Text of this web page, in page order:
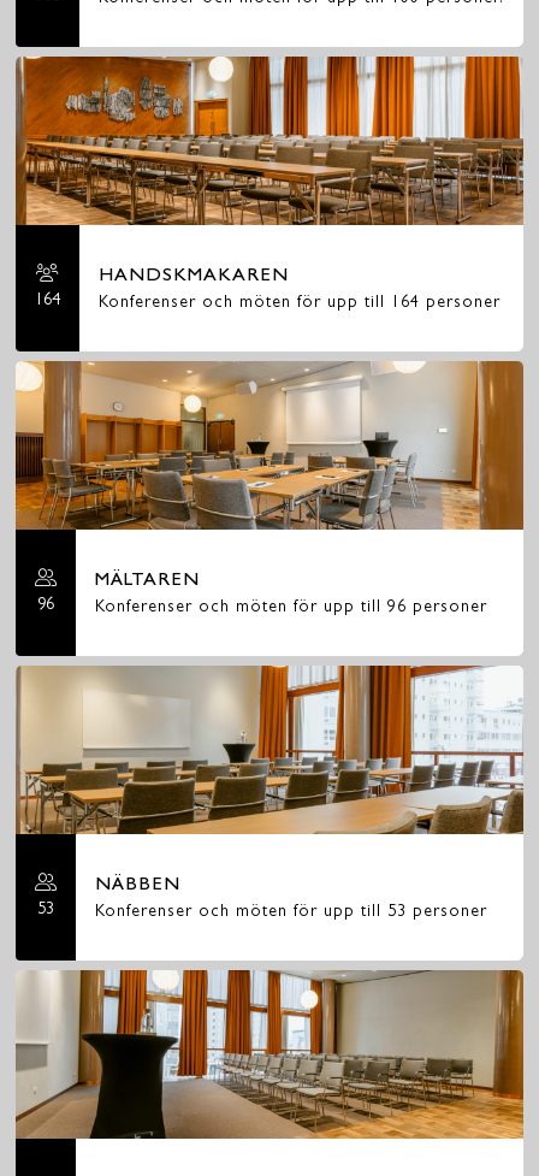
164
HANDSKMAKAREN
Konferenser och möten för upp till 164 personer
96
MÄLTAREN
Konferenser och möten för upp till 96 personer
53
NÄBBEN
Konferenser och möten för upp till 53 personer